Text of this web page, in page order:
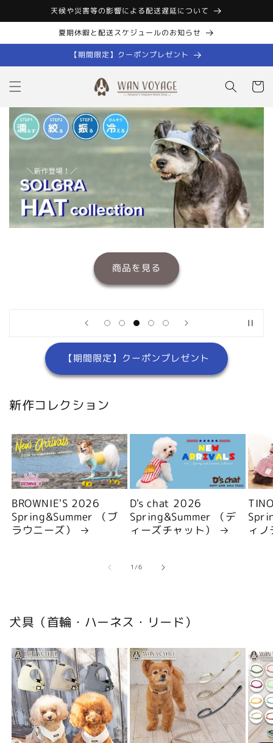
コンテン
ツに進む
天候や災害等の影響による配送遅延について
夏期休暇と配送スケジュールのお知らせ
【期間限定】クーポンプレゼント
ー
商品を見る
【期間限定】クーポンプレゼント
新作コレクション
BROWNIE'S 2026
Spring&Summer （ブ
ラウニーズ）
D's chat 2026
Spring&Summer （デ
ィーズチャット）
ィ
1/の
6
犬具（首輪・ハーネス・リード）